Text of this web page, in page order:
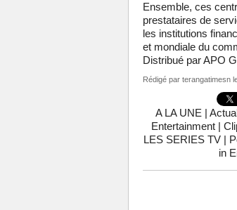
Ensemble, ces
prestataires de
les institutions
et mondiale du
Distribué par APO
Rédigé par terangatimesn
A LA UNE |
Entertainment |
LES SERIES TV |
in